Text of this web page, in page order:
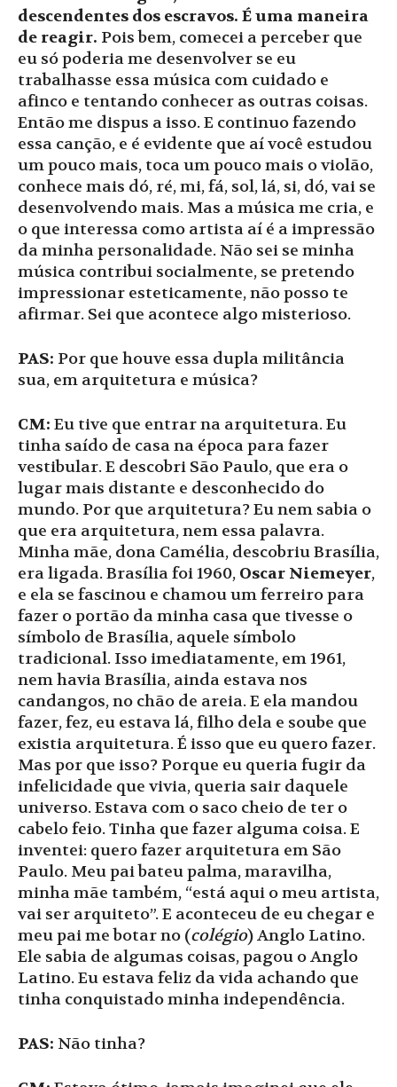
descendentes dos escravos. É uma maneira
de reagir. Pois bem, comecei a perceber que
eu só poderia me desenvolver se eu
trabalhasse essa música com cuidado e
afinco e tentando conhecer as outras coisas.
Então me dispus a isso. E continuo fazendo
essa canção, e é evidente que aí você estudou
um pouco mais, toca um pouco mais o violão,
conhece mais dó, ré, mi, fá, sol, lá, si, dó, vai se
desenvolvendo mais. Mas a música me cria, e
o que interessa como artista aí é a impressão
da minha personalidade. Não sei se minha
música contribui socialmente, se pretendo
impressionar esteticamente, não posso te
afirmar. Sei que acontece algo misterioso.
PAS: Por que houve essa dupla militância
sua, em arquitetura e música?
CM: Eu tive que entrar na arquitetura. Eu
tinha saído de casa na época para fazer
vestibular. E descobri São Paulo, que era o
lugar mais distante e desconhecido do
mundo. Por que arquitetura? Eu nem sabia o
que era arquitetura, nem essa palavra.
Minha mãe, dona Camélia, descobriu Brasília,
era ligada. Brasília foi 1960, Oscar Niemeyer,
e ela se fascinou e chamou um ferreiro para
fazer o portão da minha casa que tivesse o
símbolo de Brasília, aquele símbolo
tradicional. Isso imediatamente, em 1961,
nem havia Brasília, ainda estava nos
candangos, no chão de areia. E ela mandou
fazer, fez, eu estava lá, filho dela e soube que
existia arquitetura. É isso que eu quero fazer.
Mas por que isso? Porque eu queria fugir da
infelicidade que vivia, queria sair daquele
universo. Estava com o saco cheio de ter o
cabelo feio. Tinha que fazer alguma coisa. E
inventei: quero fazer arquitetura em São
Paulo. Meu pai bateu palma, maravilha,
minha mãe também, “está aqui o meu artista,
vai ser arquiteto”. E aconteceu de eu chegar e
meu pai me botar no (colégio) Anglo Latino.
Ele sabia de algumas coisas, pagou o Anglo
Latino. Eu estava feliz da vida achando que
tinha conquistado minha independência.
PAS: Não tinha?